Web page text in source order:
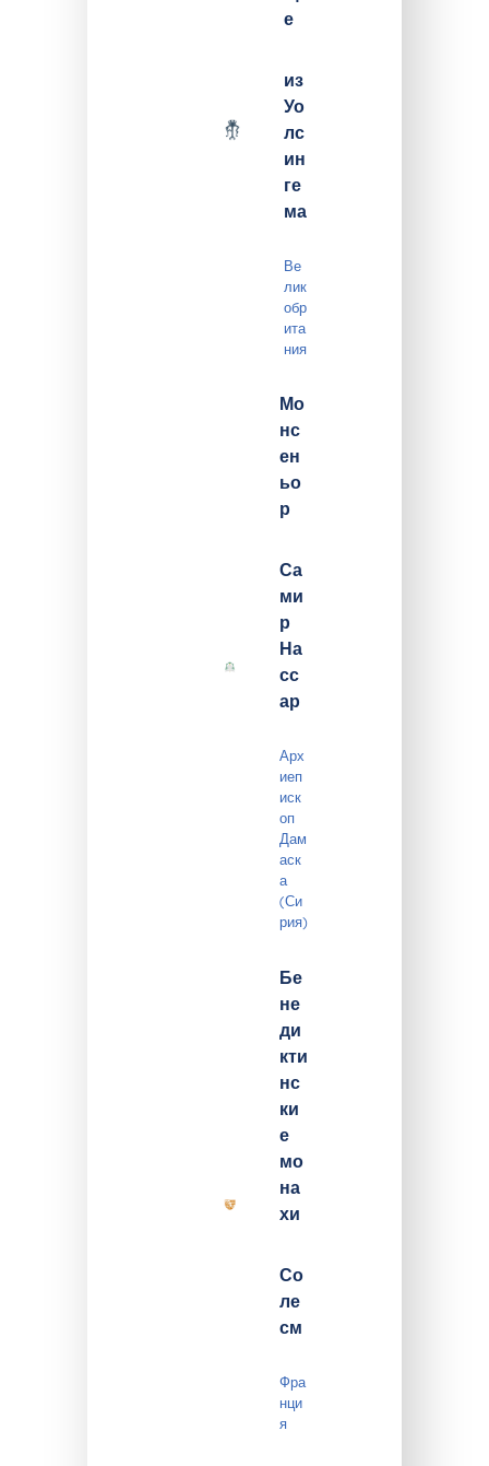
е
из
Уо
лс
ин
ге
ма
Ве
лик
обр
ита
ния
Мо
нс
ен
ьо
р
Са
ми
р
На
сс
ар
Арх
иеп
иск
оп
Дам
аск
а
(Си
рия)
Бе
не
ди
кти
нс
ки
е
мо
на
хи
Со
ле
см
Фра
нци
я